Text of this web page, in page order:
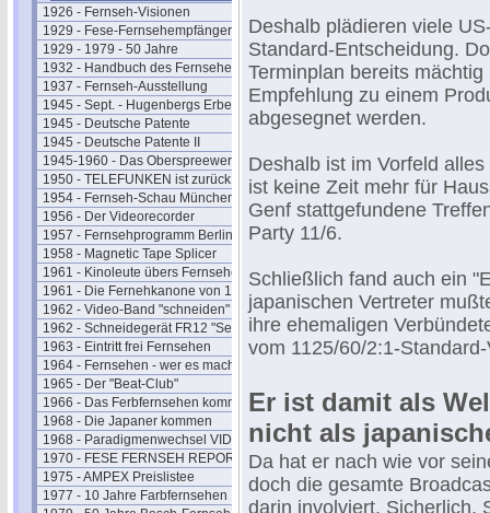
1926 - Fernseh-Visionen
1929 - Fese-Fernsehempfänger
1929 - 1979 - 50 Jahre
1932 - Handbuch des Fernsehens
1937 - Fernseh-Ausstellung
1945 - Sept. - Hugenbergs Erbe
1945 - Deutsche Patente
1945 - Deutsche Patente II
1945-1960 - Das Oberspreewerk
1950 - TELEFUNKEN ist zurück
1954 - Fernseh-Schau München
1956 - Der Videorecorder
1957 - Fernsehprogramm Berlin
1958 - Magnetic Tape Splicer
1961 - Kinoleute übers Fernsehen
1961 - Die Fernehkanone von 1936
1962 - Video-Band "schneiden"
1962 - Schneidegerät FR12 "Senior"
1963 - Eintritt frei Fernsehen
1964 - Fernsehen - wer es macht
1965 - Der "Beat-Club"
1966 - Das Ferbfernsehen kommt
1968 - Die Japaner kommen
1968 - Paradigmenwechsel VIDEO
1970 - FESE FERNSEH REPORT
1975 - AMPEX Preislistee
1977 - 10 Jahre Farbfernsehen
Deshalb plädieren viele
Standard-Entscheidung.
Terminplan bereits
Empfehlung zu einem
abgesegnet werden.
Deshalb ist im Vorfeld
ist keine Zeit mehr für
Genf stattgefundene
Party 11/6.
Schließlich fand auch ein
japanischen Vertreter
ihre ehemaligen
vom 1125/60/2:1-
Er ist damit als
nicht als
Da hat er nach wie vor
doch die gesamte
darin involviert. Sicherlich,